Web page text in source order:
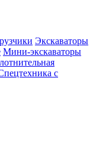
Экскаваторы
Мини-экскаваторы
с